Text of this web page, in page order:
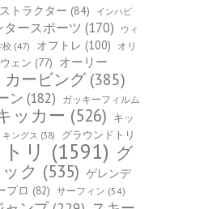
トラクター (84)
インハビ
タースポーツ (170)
ウィ
校 (47) オフトレ (100)
オリ
ェン (77) オーリー
カービング (385)
ン (182)
ガッキーフィルム
ッカー (526) キッ
キングス (38)
グラウンドトリ
リ (1591) グ
ク (535) ゲレンデ
プロ (82) サーフィン (54)